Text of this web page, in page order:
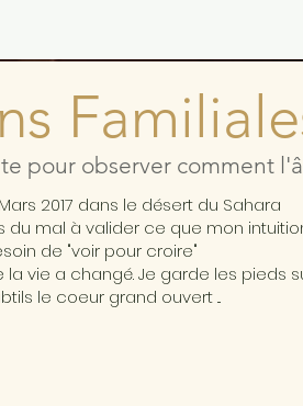
pour observer comment
2017 dans le désert du Sahara
du mal à valider ce que mon
de "voir pour croire"
vie a changé. Je garde les pieds
le coeur grand ouvert ...